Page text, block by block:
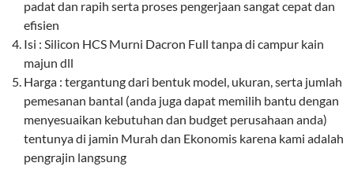
padat dan rapih serta proses pengerjaan sangat cepat dan
efisien
Isi : Silicon HCS Murni Dacron Full tanpa di campur kain
majun dll
Harga : tergantung dari bentuk model, ukuran, serta jumlah
pemesanan bantal (anda juga dapat memilih bantu dengan
menyesuaikan kebutuhan dan budget perusahaan anda)
tentunya di jamin Murah dan Ekonomis karena kami adalah
pengrajin langsung